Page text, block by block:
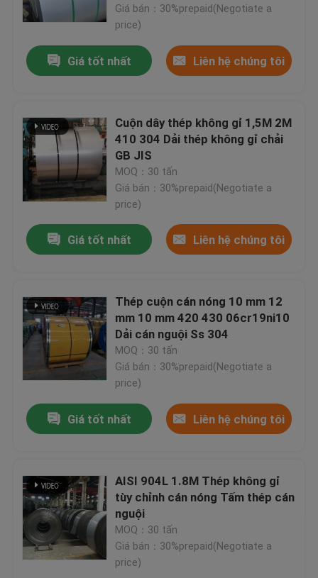
Tham quan nhà máy
Kiểm soát chất lượng
Liên hệ chúng tôi
Yêu cầu báo giá
cuộn dây thép không gỉ
Thép cuộn cán nguội
Thép cuộn cán nóng
Tấm thép không gỉ
Tấm thép hoa văn
Tấm thép không gỉ gương
Dàn ống thép không gỉ
ống hàn thép không gỉ
góc thép không gỉ
Giá bán：30%prepaid(Negotiate a
price)
Giá tốt nhất Liên hệ chúng tôi
Cuộn dây thép không gỉ 1,5M 2M
410 304 Dải thép không gỉ chải
GB JIS
MOQ：30 tấn
Giá bán：30%prepaid(Negotiate a
price)
Giá tốt nhất Liên hệ chúng tôi
Thép cuộn cán nóng 10 mm 12
mm 10 mm 420 430 06cr19ni10
Dải cán nguội Ss 304
MOQ：30 tấn
Giá bán：30%prepaid(Negotiate a
price)
Giá tốt nhất Liên hệ chúng tôi
AISI 904L 1.8M Thép không gỉ
tùy chỉnh cán nóng Tấm thép cán
nguội
MOQ：30 tấn
Giá bán：30%prepaid(Negotiate a
price)